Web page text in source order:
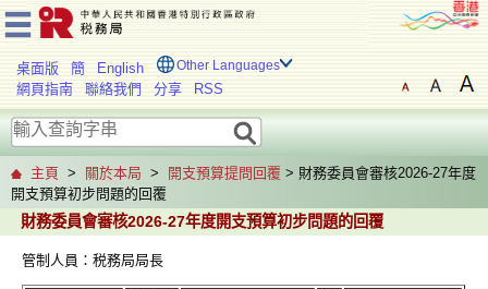
桌面版 簡 English Other Languages
網頁指南 聯絡我們 分享 RSS
主頁 > 關於本局 > 開支預算提問回覆 > 財務委員會審核2026-27年度
開支預算初步問題的回覆
財務委員會審核2026-27年度開支預算初步問題的回覆
管制人員：税務局局長